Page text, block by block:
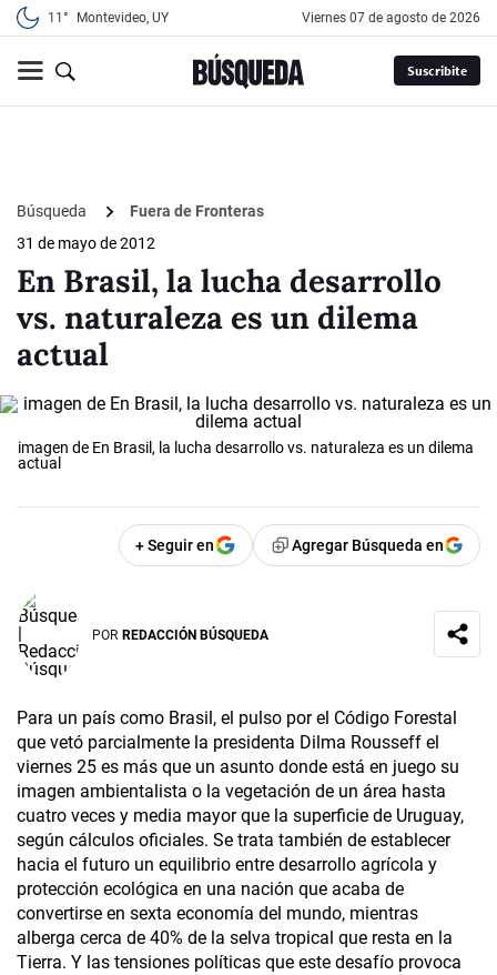
11° Montevideo, UY viernes 07 de agosto de 2026
Suscribite
Búsqueda
Fuera de Fronteras
31 de mayo de 2012
En Brasil, la lucha desarrollo
vs. naturaleza es un dilema
actual
imagen de En Brasil, la lucha desarrollo vs. naturaleza es un dilema
actual
+ Seguir en Agregar Búsqueda en
POR REDACCIÓN BÚSQUEDA
Para un país como Brasil, el pulso por el Código Forestal
que vetó parcialmente la presidenta Dilma Rousseff el
viernes 25 es más que un asunto donde está en juego su
imagen ambientalista o la vegetación de un área hasta
cuatro veces y media mayor que la superficie de Uruguay,
según cálculos oficiales. Se trata también de establecer
hacia el futuro un equilibrio entre desarrollo agrícola y
protección ecológica en una nación que acaba de
convertirse en sexta economía del mundo, mientras
alberga cerca de 40% de la selva tropical que resta en la
Tierra. Y las tensiones políticas que este desafío provoca